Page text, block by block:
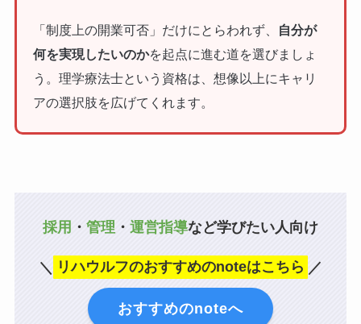
「制度上の開業可否」だけにとらわれず、
自分が
何を実現したいのかを起点に進む道を選びましょ
う。理学療法士という資格は、想像以上にキャリ
アの選択肢を広げてくれます。
採用 ・ 管理 ・ 運営指導など学びたい人向け
＼ リハウルフのおすすめのnoteはこちら ／
おすすめのnoteへ